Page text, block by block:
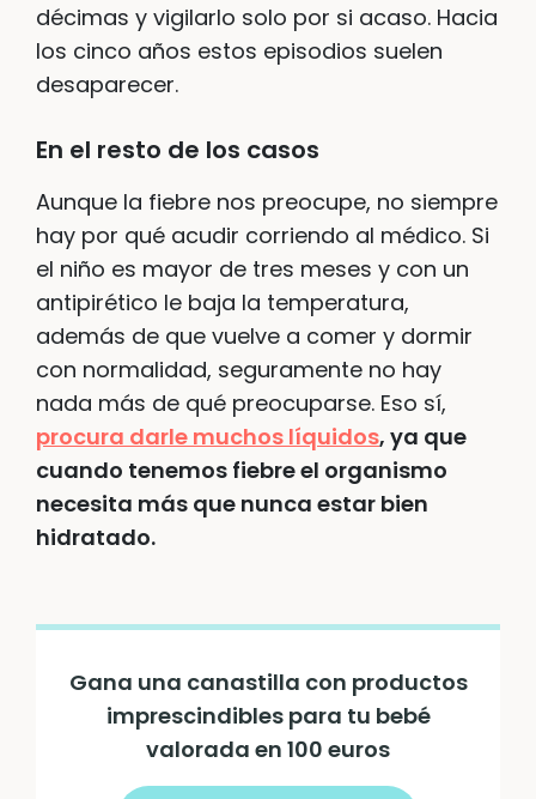
décimas y vigilarlo solo por si acaso. Hacia
los cinco años estos episodios suelen
desaparecer.
En el resto de los casos
Aunque la fiebre nos preocupe, no siempre
hay por qué acudir corriendo al médico. Si
el niño es mayor de tres meses y con un
antipirético le baja la temperatura,
además de que vuelve a comer y dormir
con normalidad, seguramente no hay
nada más de qué preocuparse. Eso sí,
procura darle muchos líquidos, ya que
cuando tenemos fiebre el organismo
necesita más que nunca estar bien
hidratado.
Gana una canastilla con productos
imprescindibles para tu bebé
valorada en 100 euros